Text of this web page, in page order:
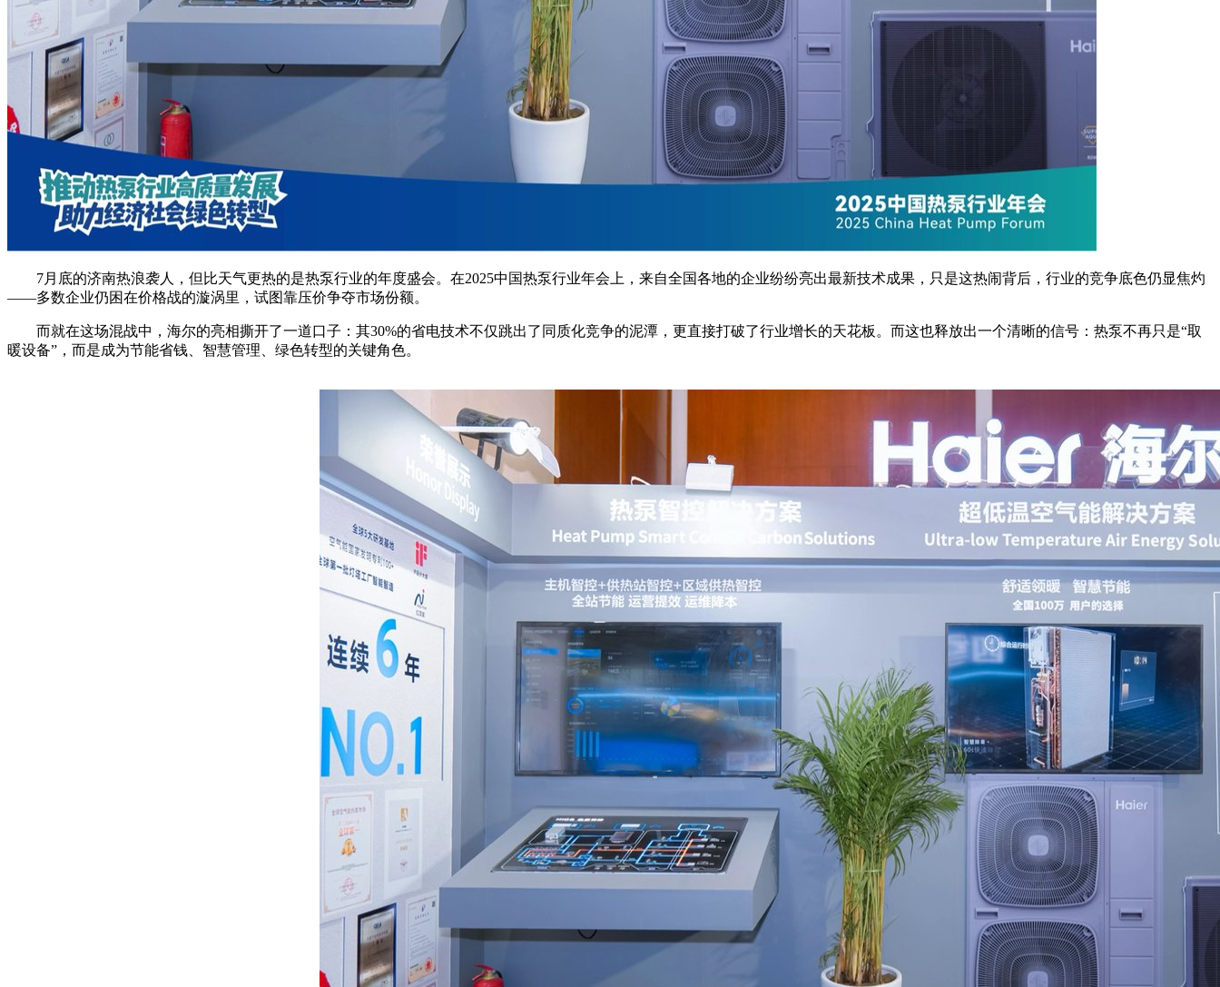
7月底的济南热浪袭人，但比天气更热的是热泵行业的年度盛会。在2025中国热泵行业年会上，来自全国各地的企业纷纷亮出最新技术成果，只是这热闹背后，行业的竞争底色仍显焦灼
——多数企业仍困在价格战的漩涡里，试图靠压价争夺市场份额。
而就在这场混战中，海尔的亮相撕开了一道口子：其30%的省电技术不仅跳出了同质化竞争的泥潭，更直接打破了行业增长的天花板。而这也释放出一个清晰的信号：热泵不再只是“取
暖设备”，而是成为节能省钱、智慧管理、绿色转型的关键角色。